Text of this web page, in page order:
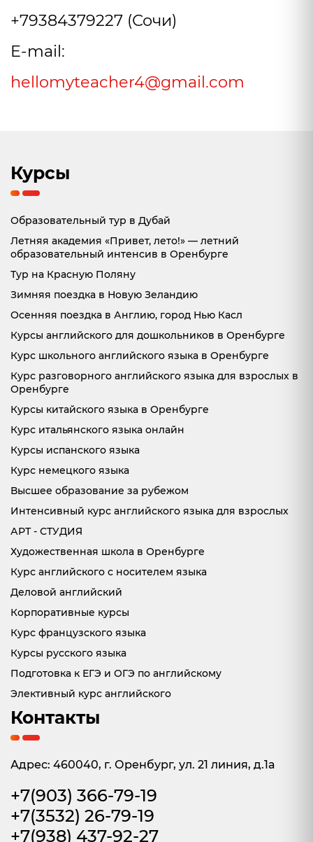
+79384379227 (Сочи)
E-mail:
hellomyteacher4@gmail.com
Курсы
Образовательный тур в Дубай
Летняя академия «Привет, лето!» — летний
образовательный интенсив в Оренбурге
Тур на Красную Поляну
Зимняя поездка в Новую Зеландию
Осенняя поездка в Англию, город Нью Касл
Курсы английского для дошкольников в Оренбурге
Курс школьного английского языка в Оренбурге
Курс разговорного английского языка для взрослых в
Оренбурге
Курсы китайского языка в Оренбурге
Курс итальянского языка онлайн
Курсы испанского языка
Курс немецкого языка
Высшее образование за рубежом
Интенсивный курс английского языка для взрослых
АРТ - СТУДИЯ
Художественная школа в Оренбурге
Курс английского с носителем языка
Деловой английский
Корпоративные курсы
Курс французского языка
Курсы русского языка
Подготовка к ЕГЭ и ОГЭ по английскому
Элективный курс английского
Контакты
Адрес: 460040, г. Оренбург, ул. 21 линия, д.1а
+7(903) 366-79-19
+7(3532) 26-79-19
+7(938) 437-92-27